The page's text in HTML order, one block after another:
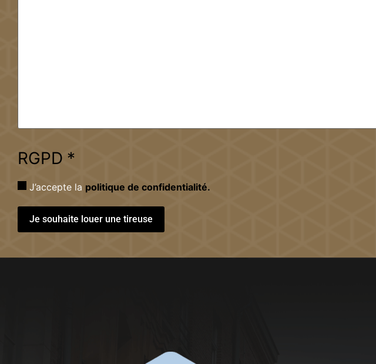
RGPD *
J’accepte la politique de confidentialité.